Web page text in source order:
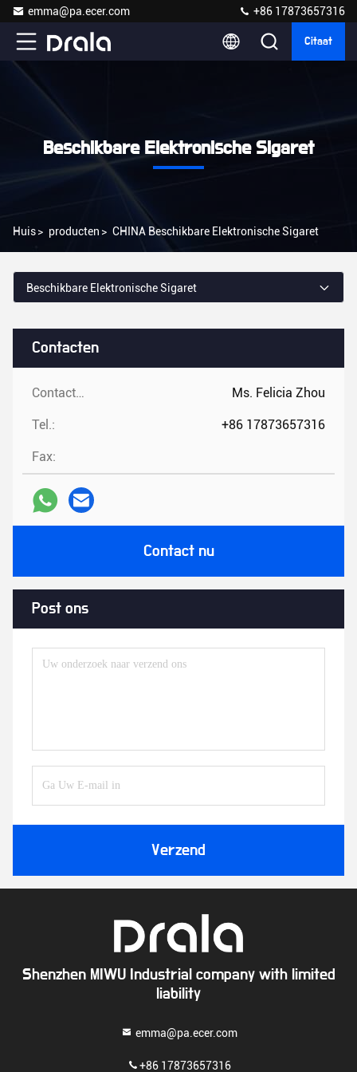
emma@pa.ecer.com +86 17873657316
Citaat
Beschikbare Elektronische Sigaret
Huis> producten > CHINA Beschikbare Elektronische Sigaret
Contacten
Contacten: Ms. Felicia Zhou
Tel.: +86 17873657316
Fax:
Contact nu
Post ons
Verzend
Beschikbare Elektronische Sigaret
Shenzhen MIWU Industrial company with limited
liability
emma@pa.ecer.com
+86 17873657316